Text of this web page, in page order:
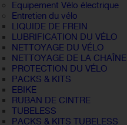
Equipement Vélo électrique
Entretien du vélo
LIQUIDE DE FREIN
LUBRIFICATION DU VÉLO
NETTOYAGE DU VÉLO
NETTOYAGE DE LA CHAÎNE
PROTECTION DU VÉLO
PACKS & KITS
EBIKE
RUBAN DE CINTRE
TUBELESS
PACKS & KITS TUBELESS